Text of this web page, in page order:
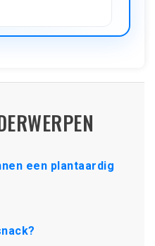
een plantaardig